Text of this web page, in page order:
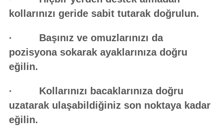
kollarınızı geride sabit tutarak doğrulun.
· Başınız ve omuzlarınızı da
pozisyona sokarak ayaklarınıza doğru
eğilin.
· Kollarınızı bacaklarınıza doğru
uzatarak ulaşabildiğiniz son noktaya kadar
eğilin.